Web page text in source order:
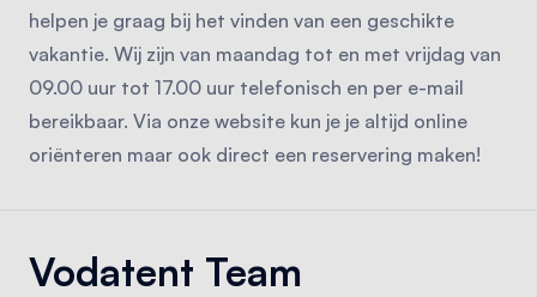
helpen je graag bij het vinden van een geschikte
vakantie. Wij zijn van maandag tot en met vrijdag van
09.00 uur tot 17.00 uur telefonisch en per e-mail
bereikbaar. Via onze website kun je je altijd online
oriënteren maar ook direct een reservering maken!
Vodatent Team